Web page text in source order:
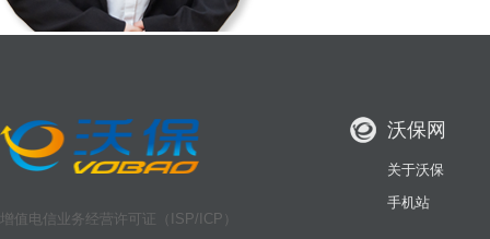
增值电信业务经营许可证（ISP/ICP）
沃保网
关于沃保
手机站